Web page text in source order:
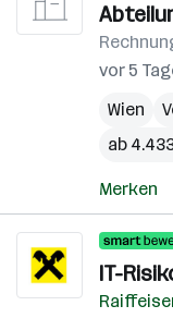
vor 5
Wien
ab
Merken
IT-